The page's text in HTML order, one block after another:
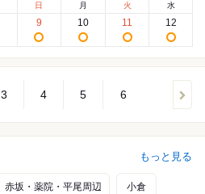
日
9
月
10
火
11
水
12
3 4 5 6
もっと見る
赤坂・薬院・平尾周辺 小倉